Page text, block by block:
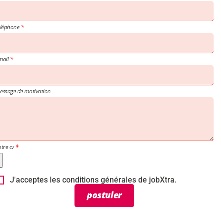
de motivation
cv
J'acceptes les conditions générales de jobXtra.
postuler